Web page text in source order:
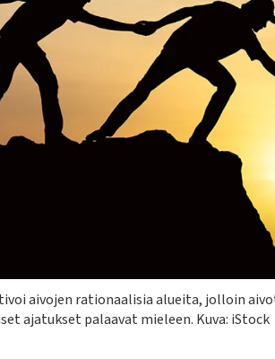
aivojen rationaalisia alueita, jolloin
ajatukset palaavat mieleen. Kuva: iStock